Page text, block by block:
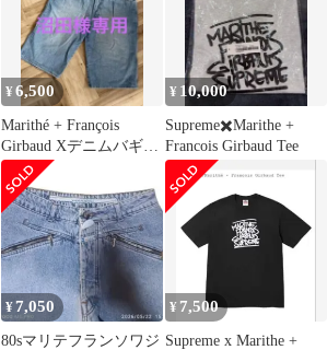
¥6,500
Marithé + François
Girbaud Xデニムバギー
ショーツ
¥ 10,000
Supreme✖️Marithe +
Francois Girbaud Tee
¥7,050
80sマリテフランソワジ
¥ 7,500
Supreme x Marithe +